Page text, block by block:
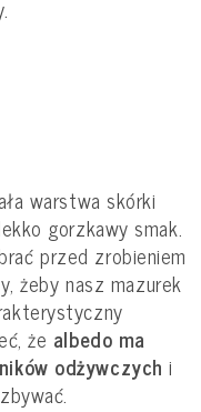
warstwa skórki
gorzkawy smak.
przed zrobieniem
żeby nasz mazurek
że albedo ma
odżywczych i